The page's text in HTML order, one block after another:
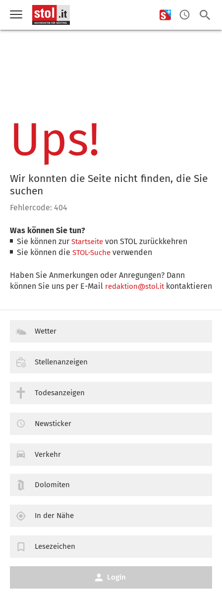
Ups!
Wir konnten die Seite nicht finden, die Sie
suchen
Fehlercode: 404
Was können Sie tun?
Sie können zurStartseite von STOL zurückkehren
Sie können dieSTOL-Suche verwenden
Haben Sie Anmerkungen oder Anregungen? Dann
können Sie uns per E-Mail redaktion@stol.itkontaktieren
Wetter
Stellenanzeigen
Todesanzeigen
Newsticker
Verkehr
Dolomiten
In der Nähe
Lesezeichen
Login